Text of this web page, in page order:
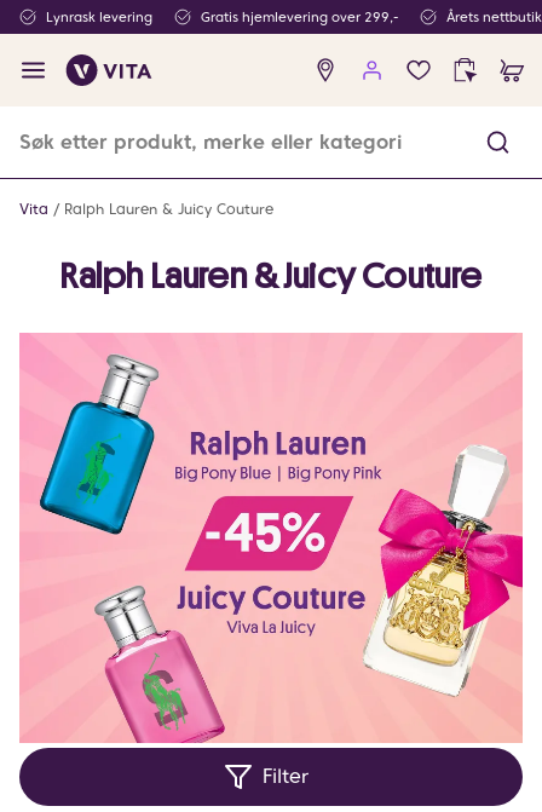
Lynrask levering Gratis hjemlevering over 299,- Årets
Ingen
produkter
Vita Ralph Lauren & Juicy Couture
Ralph Lauren & Juicy Couture
Filter